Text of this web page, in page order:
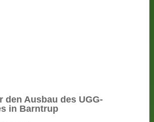
den Ausbau des UGG-
in Barntrup